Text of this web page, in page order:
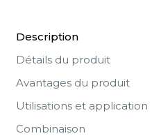
Description
Détails du produit
Avantages du produit
Utilisations et application
Combinaison